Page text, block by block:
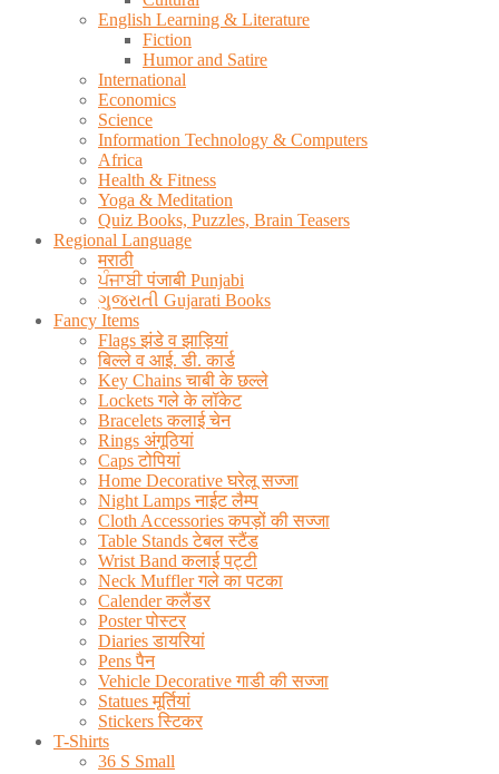
English Learning & Literature
Fiction
Humor and Satire
International
Economics
Science
Information Technology & Computers
Africa
Health & Fitness
Yoga & Meditation
Quiz Books, Puzzles, Brain Teasers
Regional Language
मराठी
ਪੰਜਾਬੀ पंजाबी Punjabi
ગુજરાતી Gujarati Books
Fancy Items
Flags झंडे व झाड़ियां
बिल्ले व आई. डी. कार्ड
Key Chains चाबी के छल्ले
Lockets गले के लॉकेट
Bracelets कलाई चेन
Rings अंगूठियां
Caps टोपियां
Home Decorative घरेलू सज्जा
Night Lamps नाईट लैम्प
Cloth Accessories कपड़ों की सज्जा
Table Stands टेबल स्टैंड
Wrist Band कलाई पट्टी
Neck Muffler गले का पटका
Calender कलैंडर
Poster पोस्टर
Diaries डायरियां
Pens पैन
Vehicle Decorative गाडी की सज्जा
Statues मूर्तियां
Stickers स्टिकर
T-Shirts
36 S Small